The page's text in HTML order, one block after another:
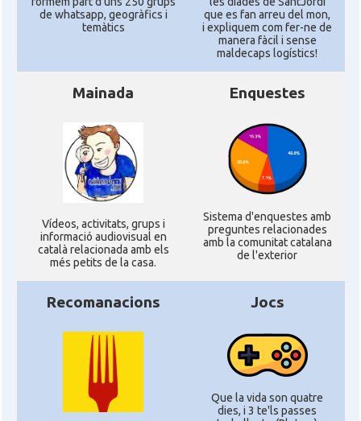
de whatsapp, geogràfics i
temàtics
que es fan arreu del mon,
i expliquem com fer-ne de
manera fàcil i sense
maldecaps logí­stics!
Mainada
Ví­deos, activitats, grups i
informació audiovisual en
català relacionada amb els
més petits de la casa.
Enquestes
Sistema d'enquestes amb
preguntes relacionades
amb la comunitat catalana
de l'exterior
Recomanacions Jocs
Que la vida son quatre
dies, i 3 te'ls passes